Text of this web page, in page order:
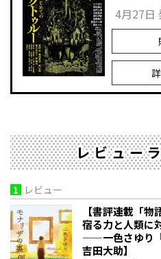
4月27日
レビュー
1 レビュー
【書評連載「
宿る力と人類に
——一色さゆり
吉田大助】